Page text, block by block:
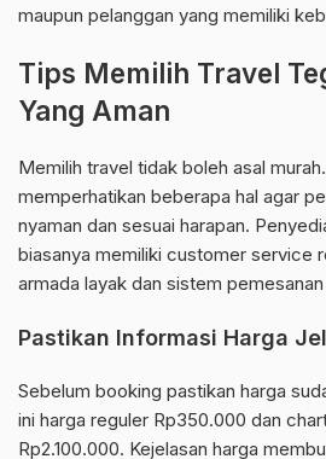
maupun pelanggan yang memiliki
Tips Memilih Travel
Yang Aman
Memilih travel tidak boleh asal
memperhatikan beberapa hal agar
nyaman dan sesuai harapan.
biasanya memiliki customer service
armada layak dan sistem
Pastikan Informasi Harga
Sebelum booking pastikan harga
ini harga reguler Rp350.000 dan
Rp2.100.000. Kejelasan harga